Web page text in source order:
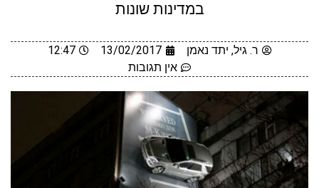
במדינות שונות
ר. גיל, יתד נאמן 13/02/2017
12:47
אין תגובות